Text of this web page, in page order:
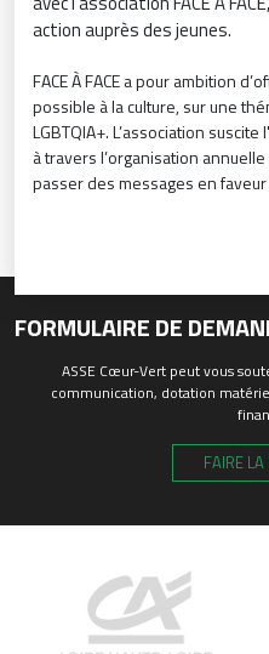
action auprès des jeunes.
FACE À FACE a pour ambition
possible à la culture, sur une
LGBTQIA+. L’association
à travers l’organisation
passer des messages en faveur
FORMULAIRE DE
ASSE Cœur-Vert peut vous
communication, dotation
FAIRE